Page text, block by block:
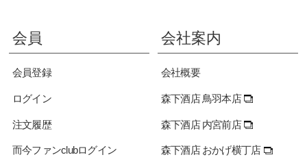
会員
会員登録
ログイン
注文履歴
而今ファンclubログイン
会社案内
会社概要
森下酒店 鳥羽本店
森下酒店 内宮前店
森下酒店 おかげ横丁店